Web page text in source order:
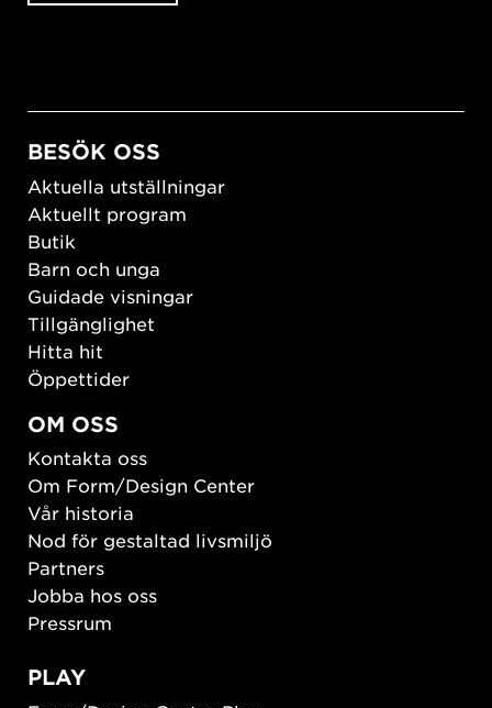
BESÖK OSS
Aktuella utställningar
Aktuellt program
Butik
Barn och unga
Guidade visningar
Tillgänglighet
Hitta hit
Öppettider
OM OSS
Kontakta oss
Om Form/Design Center
Vår historia
Nod för gestaltad livsmiljö
Partners
Jobba hos oss
Pressrum
PLAY